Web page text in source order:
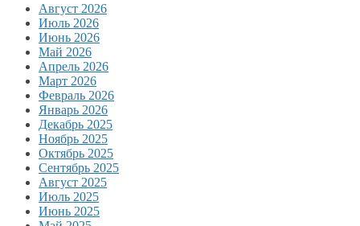
Август 2026
Июль 2026
Июнь 2026
Май 2026
Апрель 2026
Март 2026
Февраль 2026
Январь 2026
Декабрь 2025
Ноябрь 2025
Октябрь 2025
Сентябрь 2025
Август 2025
Июль 2025
Июнь 2025